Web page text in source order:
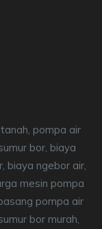
pompa air
bor, biaya
biaya ngebor air,
mesin pompa
pompa air
bor murah,